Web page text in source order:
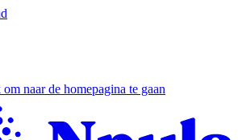
naar de homepagina te gaan